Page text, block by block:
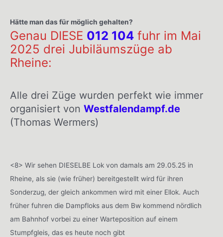
Hätte man das für möglich gehalten?
Genau DIESE 012 104 fuhr im Mai
2025 drei Jubiläumszüge ab
Rheine:
Alle drei Züge wurden perfekt wie immer
organisiert von Westfalendampf.de
(Thomas Wermers)
<8> Wir sehen DIESELBE Lok von damals am 29.05.25 in
Rheine, als sie (wie früher) bereitgestellt wird für ihren
Sonderzug, der gleich ankommen wird mit einer Ellok. Auch
früher fuhren die Dampfloks aus dem Bw kommend nördlich
am Bahnhof vorbei zu einer Warteposition auf einem
Stumpfgleis, das es heute noch gibt